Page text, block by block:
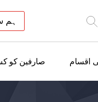
ہم
اقسام صارفین کو